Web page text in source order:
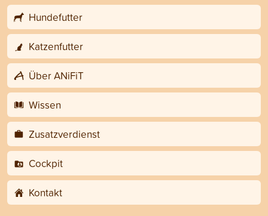
Hundefutter
Katzenfutter
Über ANiFiT
Wissen
Zusatzverdienst
Cockpit
Kontakt